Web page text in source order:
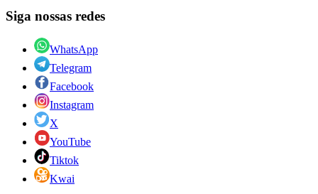
Siga nossas redes
WhatsApp
Telegram
Facebook
Instagram
X
YouTube
Tiktok
Kwai